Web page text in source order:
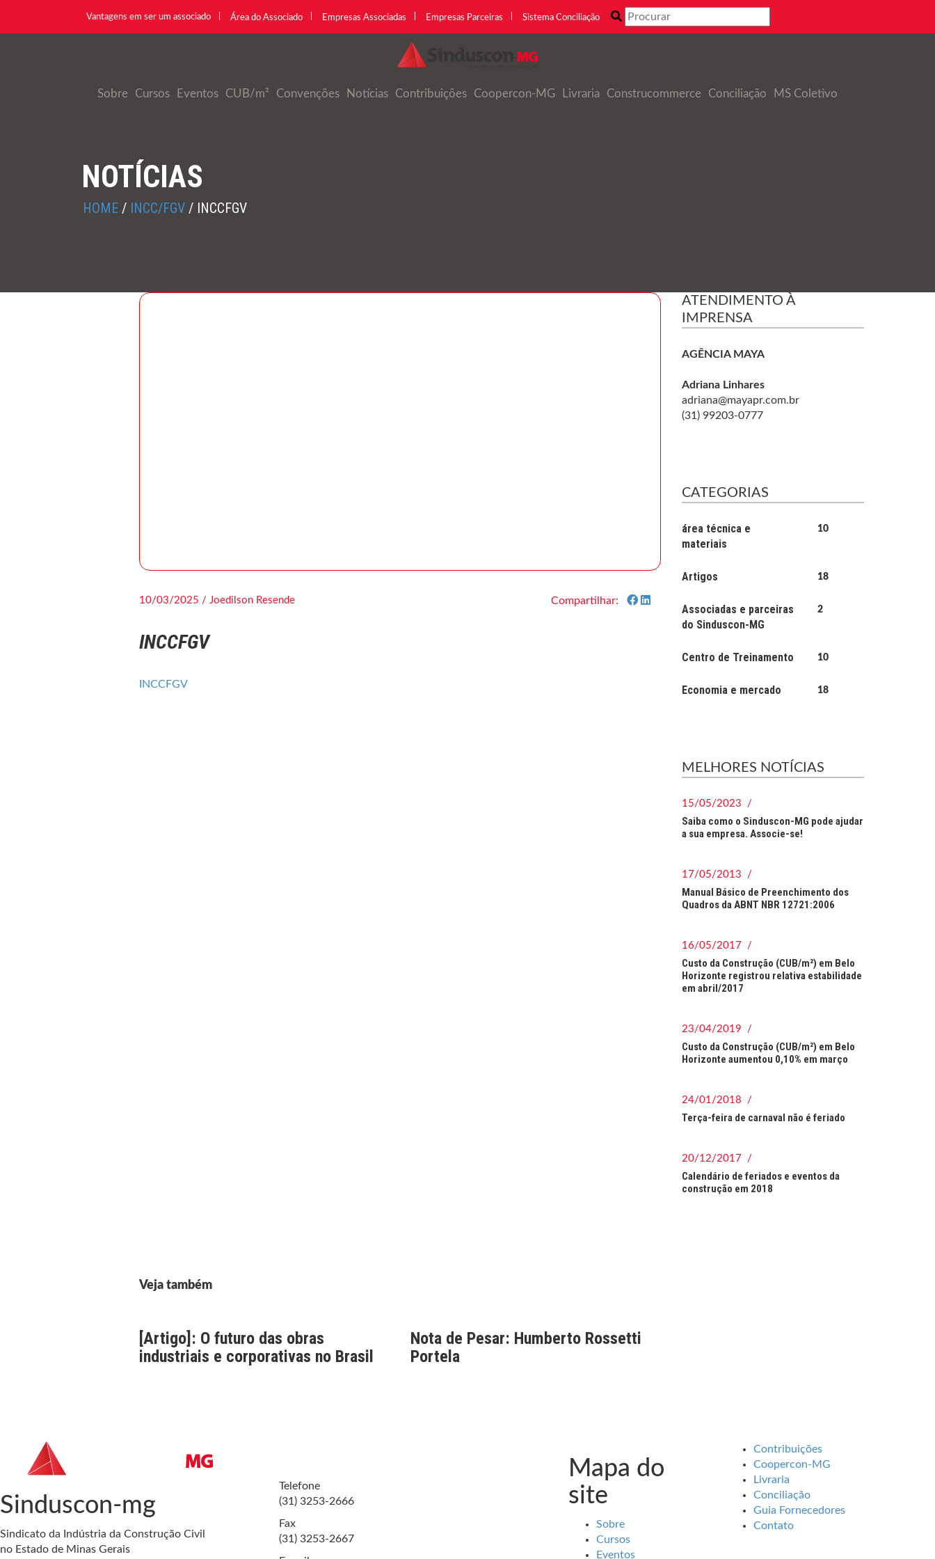
Vantagens em ser um associado Área do Associado Empresas Associadas Empresas Parceiras Sistema Conciliação
Sobre Cursos Eventos CUB/m² Convenções Notícias Contribuições Coopercon-MG Livraria Construcommerce Conciliação MS Coletivo
NOTÍCIAS
HOME / INCC/FGV / INCCFGV
10/03/2025 / Joedilson Resende Compartilhar:
INCCFGV
INCCFGV
ATENDIMENTO À
IMPRENSA
AGÊNCIA MAYA
Adriana Linhares
adriana@mayapr.com.br
(31) 99203-0777
CATEGORIAS
área técnica e
materiais
10
Artigos 18
Associadas e parceiras
do Sinduscon-MG
2
Centro de Treinamento 10
Economia e mercado 18
MELHORES NOTÍCIAS
15/05/2023 /
Saiba como o Sinduscon-MG pode ajudar
a sua empresa. Associe-se!
17/05/2013 /
Manual Básico de Preenchimento dos
Quadros da ABNT NBR 12721:2006
16/05/2017 /
Custo da Construção (CUB/m²) em Belo
Horizonte registrou relativa estabilidade
em abril/2017
23/04/2019 /
Custo da Construção (CUB/m²) em Belo
Horizonte aumentou 0,10% em março
24/01/2018 /
Terça-feira de carnaval não é feriado
20/12/2017 /
Calendário de feriados e eventos da
construção em 2018
Veja também
[Artigo]: O futuro das obras
industriais e corporativas no Brasil
Nota de Pesar: Humberto Rossetti
Portela
Sinduscon-mg
Sindicato da Indústria da Construção Civil
no Estado de Minas Gerais
Telefone
(31) 3253-2666
Fax
(31) 3253-2667
Mapa do
site
Sobre
Cursos
Eventos
Contribuições
Coopercon-MG
Livraria
Conciliação
Guia Fornecedores
Contato